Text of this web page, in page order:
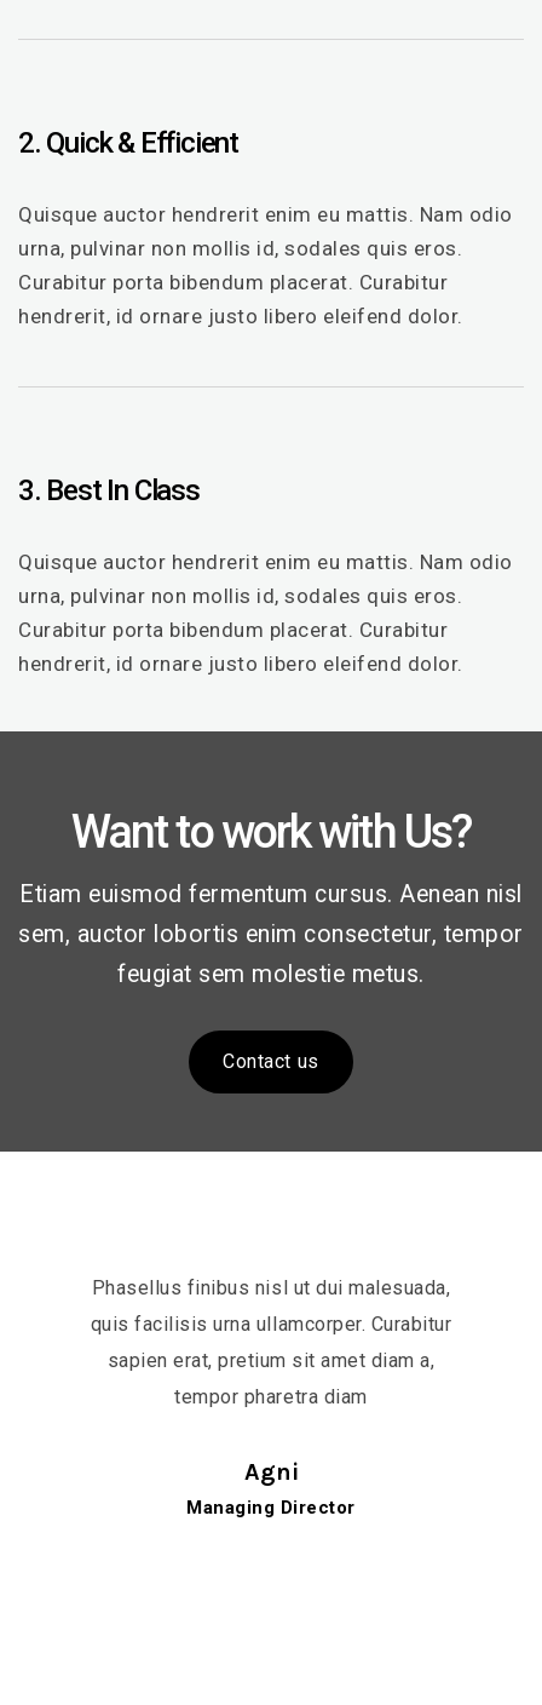
2. Quick & Efficient
Quisque auctor hendrerit enim eu mattis. Nam odio
urna, pulvinar non mollis id, sodales quis eros.
Curabitur porta bibendum placerat. Curabitur
hendrerit, id ornare justo libero eleifend dolor.
3. Best In Class
Quisque auctor hendrerit enim eu mattis. Nam odio
urna, pulvinar non mollis id, sodales quis eros.
Curabitur porta bibendum placerat. Curabitur
hendrerit, id ornare justo libero eleifend dolor.
Want to work with Us?
Etiam euismod fermentum cursus. Aenean nisl
sem, auctor lobortis enim consectetur, tempor
feugiat sem molestie metus.
Contact us
Phasellus finibus nisl ut dui malesuada,
quis facilisis urna ullamcorper. Curabitur
sapien erat, pretium sit amet diam a,
tempor pharetra diam
Agni
Managing Director